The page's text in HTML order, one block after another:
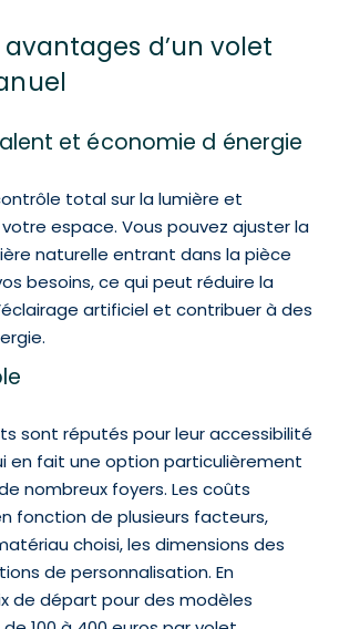
d’un volet
et économie d énergie
total sur la lumière et
espace. Vous pouvez ajuster la
naturelle entrant dans la pièce
besoins, ce qui peut réduire la
artificiel et contribuer à des
sont réputés pour leur accessibilité
en fait une option particulièrement
nombreux foyers. Les coûts
fonction de plusieurs facteurs,
choisi, les dimensions des
de personnalisation. En
de départ pour des modèles